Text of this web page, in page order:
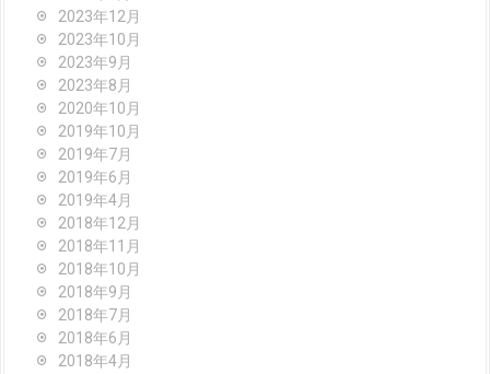
2023年12月
2023年10月
2023年9月
2023年8月
2020年10月
2019年10月
2019年7月
2019年6月
2019年4月
2018年12月
2018年11月
2018年10月
2018年9月
2018年7月
2018年6月
2018年4月